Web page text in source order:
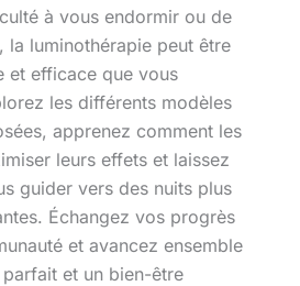
à vous endormir ou de
la luminothérapie peut être
et efficace que vous
les différents modèles
apprenez comment les
leurs effets et laissez
guider vers des nuits plus
Échangez vos progrès
et avancez ensemble
et un bien-être